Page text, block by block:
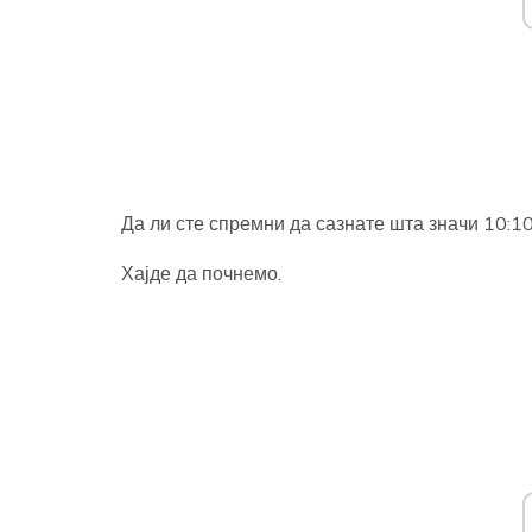
Да ли сте спремни да сазнате шта значи
Хајде да почнемо.